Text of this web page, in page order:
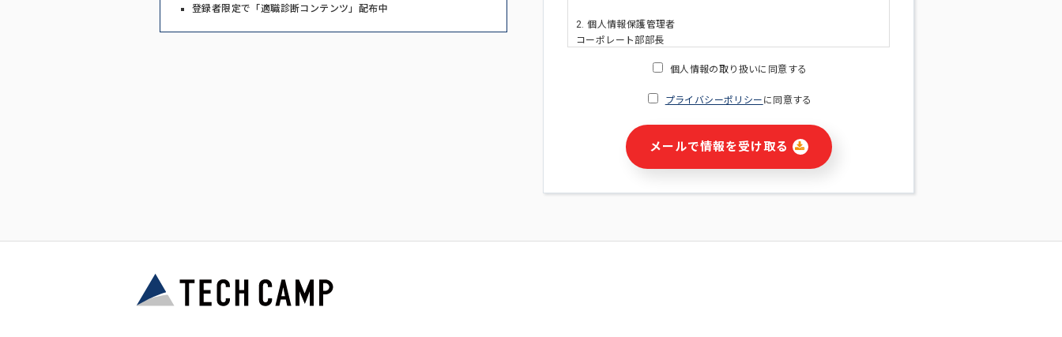
登録者限定で「適職診断コンテンツ」配布中
2. 個人情報保護管理者
コーポレート部部長
・ご請求された資料の送付のため
・本サービス及び本サービスに関連する情報(当社及び第三者のサー
ビス又は商品等の広告配信・宣伝を含みますが、それらに限定されま
せん)の提供又はそれらに関する連絡のため
個人情報の取り扱いに同意する
プライバシーポリシー に同意する
メールで情報を受け取る